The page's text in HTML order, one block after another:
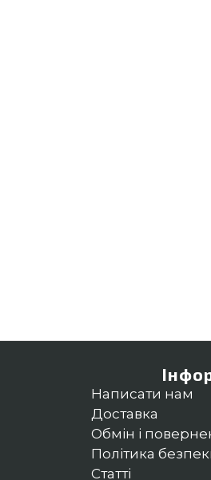
Написати нам
Доставка
Обмін і
Політика
Статті